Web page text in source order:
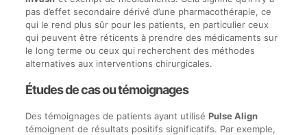
pas d’effet secondaire dérivé d’une pharmacothérapie, ce
qui le rend plus sûr pour les patients, en particulier ceux
qui peuvent être réticents à prendre des médicaments sur
le long terme ou ceux qui recherchent des méthodes
alternatives aux interventions chirurgicales.
Études de cas ou témoignages
Des témoignages de patients ayant utilisé Pulse Align
témoignent de résultats positifs significatifs. Par exemple,